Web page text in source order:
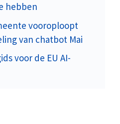
hebben
vooroploopt
van chatbot Mai
voor de EU AI-